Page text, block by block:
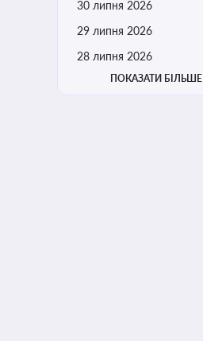
30 липня 2026
29 липня 2026
28 липня 2026
ПОКАЗАТИ БІЛЬШЕ